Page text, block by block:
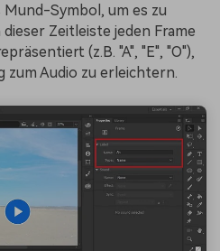
Symbol, um es zu
Zeitleiste jeden Frame
(z.B. "A", "E", "O"),
zum Audio zu erleichtern.